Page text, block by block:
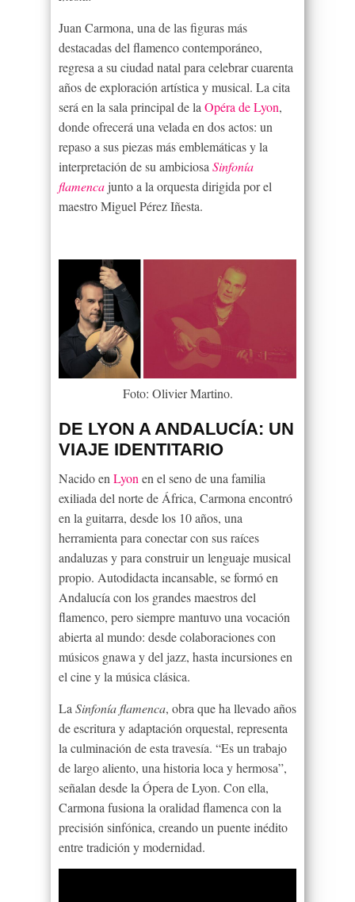
Juan Carmona, una de las figuras más
destacadas del flamenco contemporáneo,
regresa a su ciudad natal para celebrar cuarenta
años de exploración artística y musical. La cita
será en la sala principal de la Opéra de Lyon,
donde ofrecerá una velada en dos actos: un
repaso a sus piezas más emblemáticas y la
interpretación de su ambiciosa Sinfonía
flamenca junto a la orquesta dirigida por el
maestro Miguel Pérez Iñesta.
Foto: Olivier Martino.
DE LYON A ANDALUCÍA: UN
VIAJE IDENTITARIO
Nacido en Lyon en el seno de una familia
exiliada del norte de África, Carmona encontró
en la guitarra, desde los 10 años, una
herramienta para conectar con sus raíces
andaluzas y para construir un lenguaje musical
propio. Autodidacta incansable, se formó en
Andalucía con los grandes maestros del
flamenco, pero siempre mantuvo una vocación
abierta al mundo: desde colaboraciones con
músicos gnawa y del jazz, hasta incursiones en
el cine y la música clásica.
La Sinfonía flamenca, obra que ha llevado años
de escritura y adaptación orquestal, representa
la culminación de esta travesía. “Es un trabajo
de largo aliento, una historia loca y hermosa”,
señalan desde la Ópera de Lyon. Con ella,
Carmona fusiona la oralidad flamenca con la
precisión sinfónica, creando un puente inédito
entre tradición y modernidad.